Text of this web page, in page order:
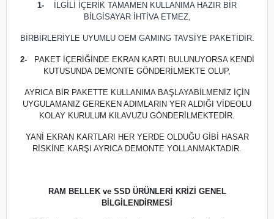
1-
İLGİLİ İÇERİK TAMAMEN KULLANIMA HAZIR BİR
BİLGİSAYAR İHTİVA ETMEZ,
BİRBİRLERİYLE UYUMLU OEM GAMING TAVSİYE PAKETİDİR.
2-
PAKET İÇERİĞİNDE EKRAN KARTI BULUNUYORSA KENDİ
KUTUSUNDA DEMONTE GÖNDERİLMEKTE OLUP,
AYRICA BİR PAKETTE KULLANIMA BAŞLAYABİLMENİZ İÇİN
UYGULAMANIZ GEREKEN ADIMLARIN YER ALDIĞI VİDEOLU
KOLAY KURULUM KILAVUZU GÖNDERİLMEKTEDİR.
YANİ EKRAN KARTLARI HER YERDE OLDUĞU GİBİ HASAR
RİSKİNE KARŞI AYRICA DEMONTE YOLLANMAKTADIR.
RAM BELLEK ve SSD ÜRÜNLERİ KRİZİ GENEL
BİLGİLENDİRMESİ